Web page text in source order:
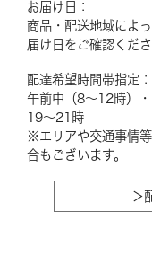
お届け日：
商品・配送地域によ
届け日をご確認くださ
配達希望時間帯指定：
午前中（8〜12時）
19〜21時
※エリアや交通事情
合もございます。
＞